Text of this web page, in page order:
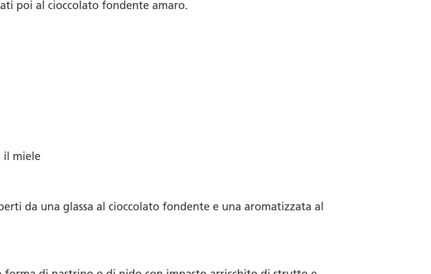
poi al cioccolato fondente amaro.
il miele
da una glassa al cioccolato fondente e una aromatizzata al